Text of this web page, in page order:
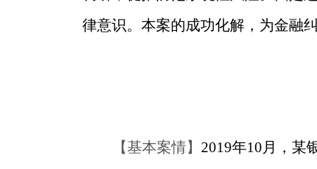
律意识。本案的成功化解，为金融
【基本案情】 2019年10月，某